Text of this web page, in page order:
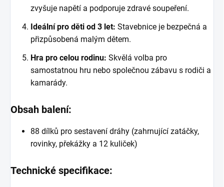
zvyšuje napětí a podporuje zdravé soupeření.
Ideální pro děti od 3 let: Stavebnice je bezpečná a
přizpůsobená malým dětem.
Hra pro celou rodinu: Skvělá volba pro
samostatnou hru nebo společnou zábavu s rodiči a
kamarády.
Obsah balení:
88 dílků pro sestavení dráhy (zahrnující zatáčky,
rovinky, překážky a 12 kuliček)
Technické specifikace: